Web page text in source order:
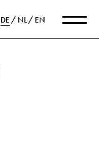
DE NL EN